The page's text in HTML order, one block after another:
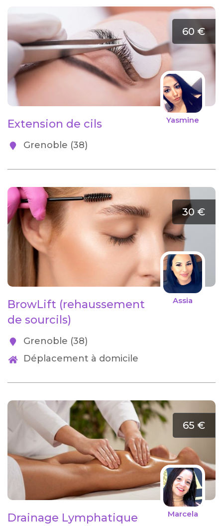
60 €
Yasmine
Extension de cils
Grenoble (38)
30 €
Assia
BrowLift (rehaussement
de sourcils)
Grenoble (38)
Déplacement à domicile
65 €
Marcela
Drainage Lymphatique